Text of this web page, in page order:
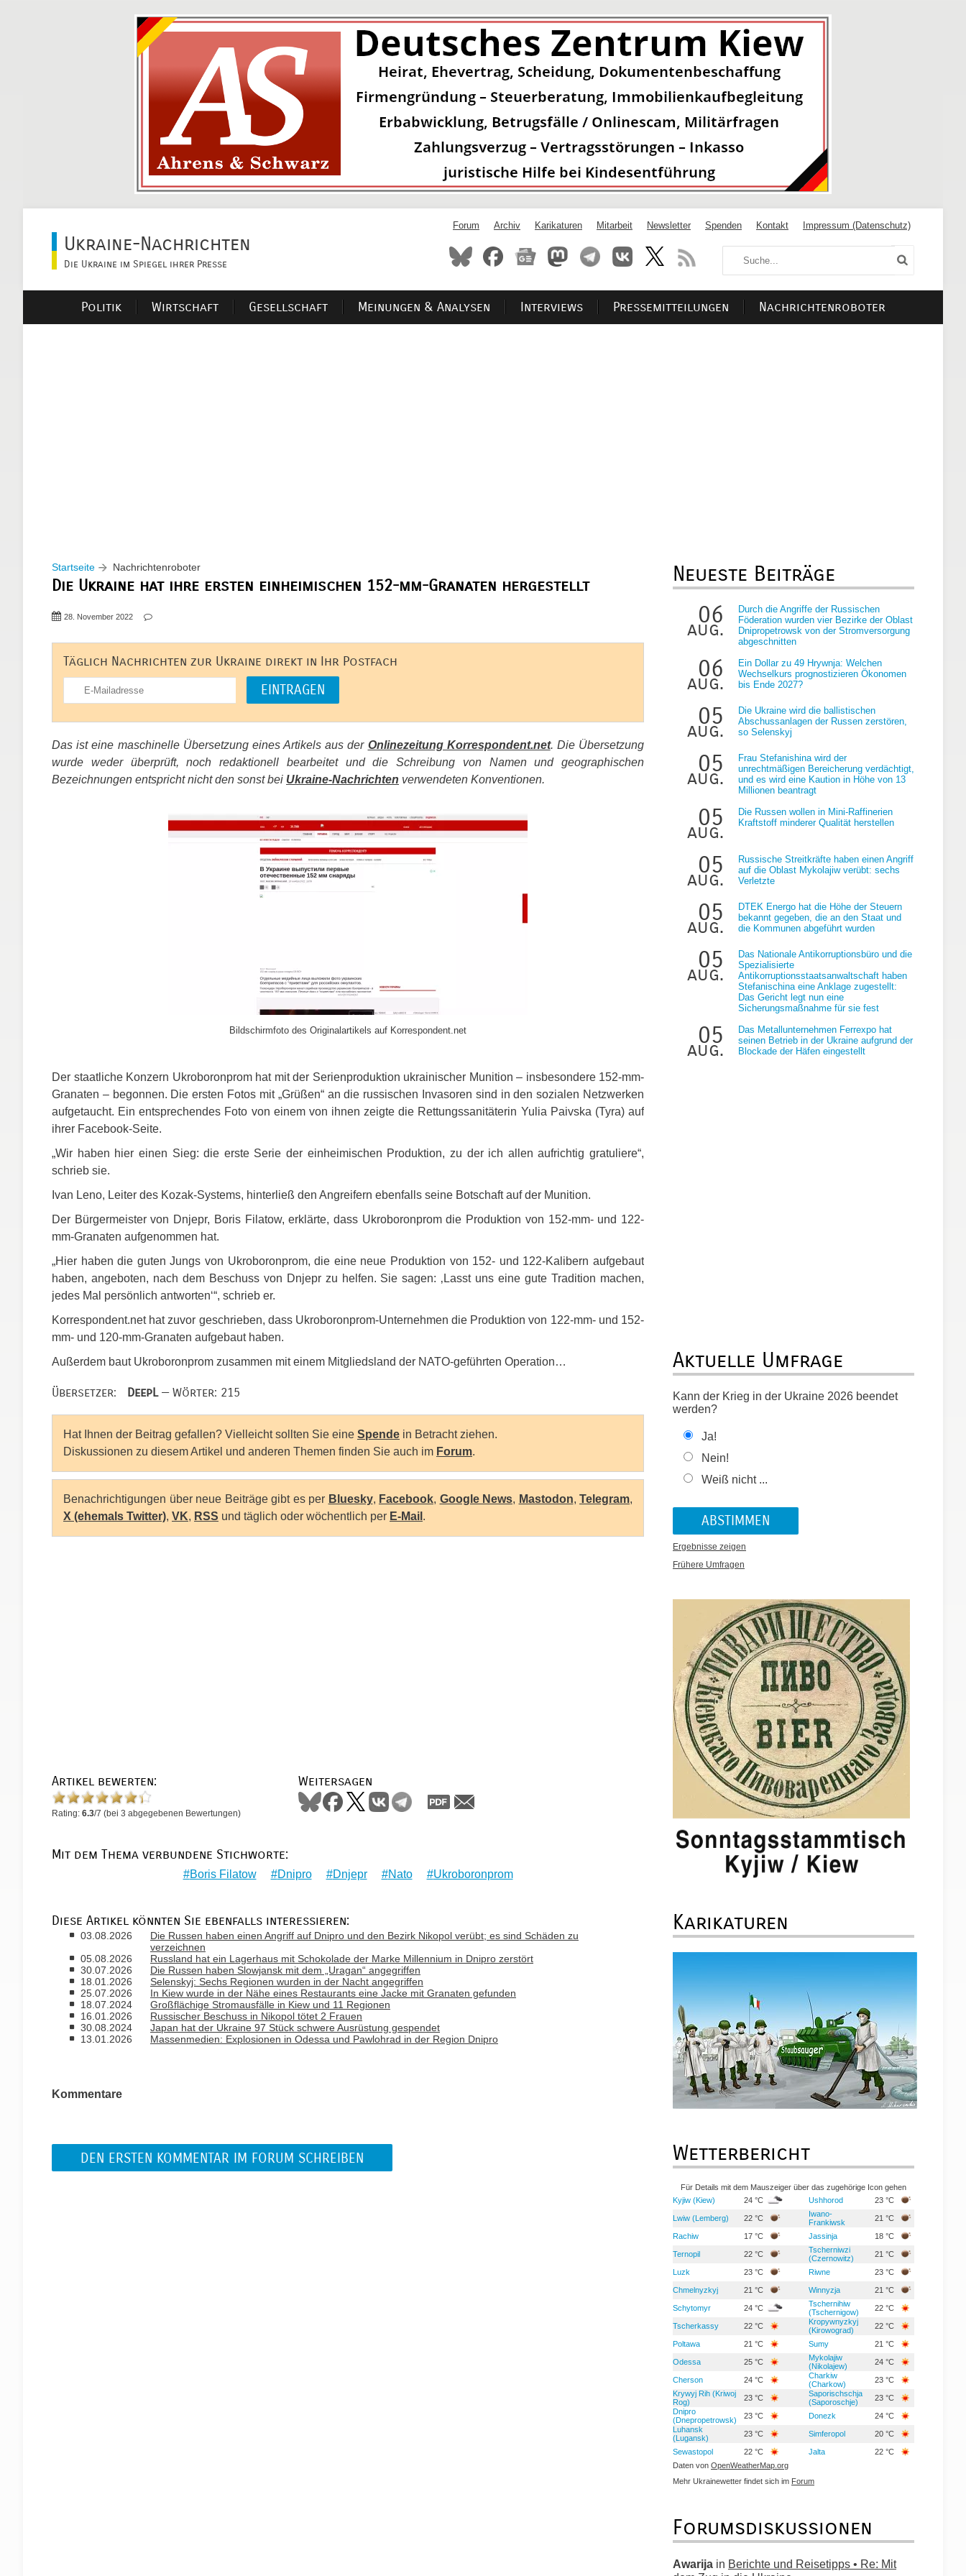
Ukraine-Nachrichten
Die Ukraine im Spiegel ihrer Presse
Forum Archiv Karikaturen Mitarbeit Newsletter Spenden Kontakt Impressum (Datenschutz)
Politik Wirtschaft Gesellschaft Meinungen & Analysen Interviews Pressemitteilungen Nachrichtenroboter
Startseite Nachrichtenroboter
Die Ukraine hat ihre ersten einheimischen 152-mm-Granaten hergestellt
28. November 2022
Täglich Nachrichten zur Ukraine direkt in Ihr Postfach
Das ist eine maschinelle Übersetzung eines Artikels aus der Onlinezeitung Korrespondent.net. Die Übersetzung
wurde weder überprüft, noch redaktionell bearbeitet und die Schreibung von Namen und geographischen
Bezeichnungen entspricht nicht den sonst bei Ukraine-Nachrichten verwendeten Konventionen.
Bildschirmfoto des Originalartikels auf Korrespondent.net
Der staatliche Konzern Ukroboronprom hat mit der Serienproduktion ukrainischer Munition – insbesondere 152-mm-
Granaten – begonnen. Die ersten Fotos mit „Grüßen“ an die russischen Invasoren sind in den sozialen Netzwerken
aufgetaucht. Ein entsprechendes Foto von einem von ihnen zeigte die Rettungssanitäterin Yulia Paivska (Tyra) auf
ihrer Facebook-Seite.
„Wir haben hier einen Sieg: die erste Serie der einheimischen Produktion, zu der ich allen aufrichtig gratuliere“,
schrieb sie.
Ivan Leno, Leiter des Kozak-Systems, hinterließ den Angreifern ebenfalls seine Botschaft auf der Munition.
Der Bürgermeister von Dnjepr, Boris Filatow, erklärte, dass Ukroboronprom die Produktion von 152-mm- und 122-
mm-Granaten aufgenommen hat.
„Hier haben die guten Jungs von Ukroboronprom, die eine neue Produktion von 152- und 122-Kalibern aufgebaut
haben, angeboten, nach dem Beschuss von Dnjepr zu helfen. Sie sagen: ‚Lasst uns eine gute Tradition machen,
jedes Mal persönlich antworten‘“, schrieb er.
Korrespondent.net hat zuvor geschrieben, dass Ukroboronprom-Unternehmen die Produktion von 122-mm- und 152-
mm- und 120-mm-Granaten aufgebaut haben.
Außerdem baut Ukroboronprom zusammen mit einem Mitgliedsland der NATO-geführten Operation…
Übersetzer: DeepL— Wörter: 215
Hat Ihnen der Beitrag gefallen? Vielleicht sollten Sie eine Spende in Betracht ziehen.
Diskussionen zu diesem Artikel und anderen Themen finden Sie auch im Forum.
Benachrichtigungen über neue Beiträge gibt es per Bluesky, Facebook, Google News, Mastodon, Telegram,
X (ehemals Twitter), VK, RSS und täglich oder wöchentlich per E-Mail .
Artikel bewerten:
Rating: 6.3/7 (bei 3 abgegebenen Bewertungen)
Weitersagen
Mit dem Thema verbundene Stichworte:
Boris Filatow Dnipro Dnjepr Nato Ukroboronprom
Diese Artikel könnten Sie ebenfalls interessieren:
03.08.2026
Die Russen haben einen Angriff auf Dnipro und den Bezirk Nikopol verübt; es sind Schäden zu
verzeichnen
05.08.2026
Russland hat ein Lagerhaus mit Schokolade der Marke Millennium in Dnipro zerstört
30.07.2026
Die Russen haben Slowjansk mit dem „Uragan“ angegriffen
18.01.2026
Selenskyj: Sechs Regionen wurden in der Nacht angegriffen
25.07.2026
In Kiew wurde in der Nähe eines Restaurants eine Jacke mit Granaten gefunden
18.07.2024
Großflächige Stromausfälle in Kiew und 11 Regionen
16.01.2026
Russischer Beschuss in Nikopol tötet 2 Frauen
30.08.2024
Japan hat der Ukraine 97 Stück schwere Ausrüstung gespendet
13.01.2026
Massenmedien: Explosionen in Odessa und Pawlohrad in der Region Dnipro
Kommentare
DEN ERSTEN KOMMENTAR IM FORUM SCHREIBEN
Neueste Beiträge
06
aug.
Durch die Angriffe der Russischen
Föderation wurden vier Bezirke der Oblast
Dnipropetrowsk von der Stromversorgung
abgeschnitten
06
aug.
Ein Dollar zu 49 Hrywnja: Welchen
Wechselkurs prognostizieren Ökonomen
bis Ende 2027?
05
aug.
Die Ukraine wird die ballistischen
Abschussanlagen der Russen zerstören,
so Selenskyj
05
aug.
Frau Stefanishina wird der
unrechtmäßigen Bereicherung verdächtigt,
und es wird eine Kaution in Höhe von 13
Millionen beantragt
05
aug.
Die Russen wollen in Mini-Raffinerien
Kraftstoff minderer Qualität herstellen
05
aug.
Russische Streitkräfte haben einen Angriff
auf die Oblast Mykolajiw verübt: sechs
Verletzte
05
aug.
DTEK Energo hat die Höhe der Steuern
bekannt gegeben, die an den Staat und
die Kommunen abgeführt wurden
05
aug.
Das Nationale Antikorruptionsbüro und die
Spezialisierte
Antikorruptionsstaatsanwaltschaft haben
Stefanischina eine Anklage zugestellt:
Das Gericht legt nun eine
Sicherungsmaßnahme für sie fest
05
aug.
Das Metallunternehmen Ferrexpo hat
seinen Betrieb in der Ukraine aufgrund der
Blockade der Häfen eingestellt
Aktuelle Umfrage
Kann der Krieg in der Ukraine 2026 beendet
werden?
Ja!
Nein!
Weiß nicht ...
Ergebnisse zeigen
Frühere Umfragen
Karikaturen
Wetterbericht
Für Details mit dem Mauszeiger über das zugehörige Icon gehen
Kyjiw (Kiew)
24 °C Ushhorod 23 °C
Lwiw (Lemberg) 22 °C
Iwano-
Frankiwsk
21 °C
Rachiw 17 °C Jassinja 18 °C
Ternopil 22 °C
Tscherniwzi
(Czernowitz)
21 °C
Luzk 23 °C Riwne 23 °C
Chmelnyzkyj 21 °C Winnyzja 21 °C
Schytomyr 24 °C
Tschernihiw
(Tschernigow)
22 °C
Tscherkassy 22 °C
Kropywnyzkyj
(Kirowograd)
22 °C
Poltawa 21 °C Sumy 21 °C
Odessa 25 °C
Mykolajiw
(Nikolajew)
24 °C
Cherson 24 °C
Charkiw
(Charkow)
23 °C
Krywyj Rih (Kriwoj
Rog)
23 °C
Saporischschja
(Saporoschje)
23 °C
Dnipro
(Dnepropetrowsk)
23 °C Donezk
24 °C
Luhansk
(Lugansk)
23 °C Simferopol 20 °C
Sewastopol 22 °C Jalta
22 °C
Daten von OpenWeatherMap.org
Mehr Ukrainewetter findet sich im Forum
Forumsdiskussionen
Awarija in Berichte und Reisetipps • Re: Mit